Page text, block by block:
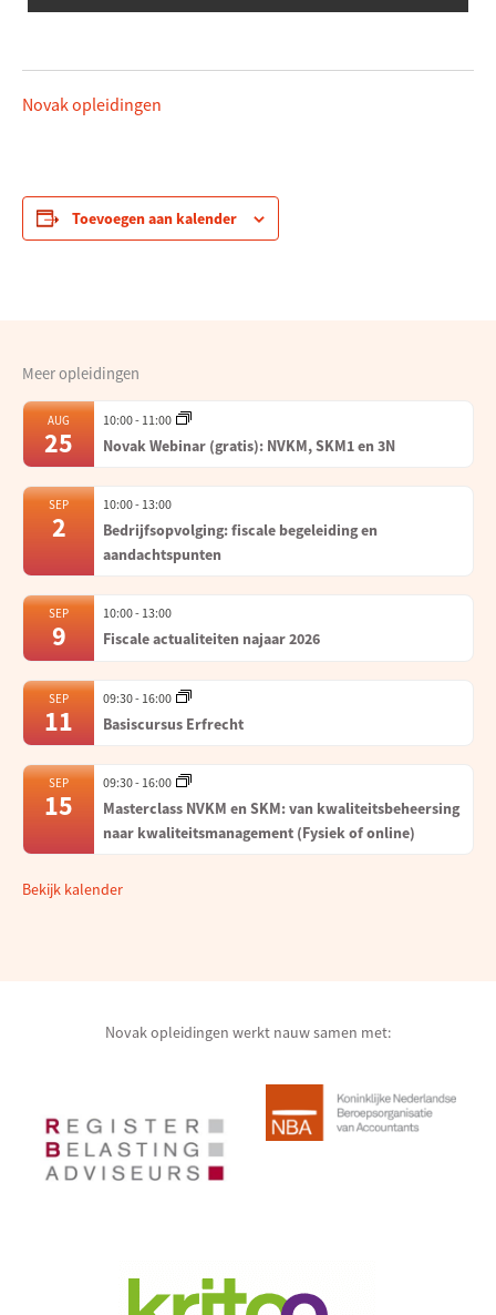
Novak opleidingen
Toevoegen aan kalender
Meer opleidingen
AUG
25
10:00- 11:00
Novak Webinar (gratis): NVKM, SKM1 en 3N
SEP
2
10:00- 13:00
Bedrijfsopvolging: fiscale begeleiding en
aandachtspunten
SEP
9
10:00- 13:00
Fiscale actualiteiten najaar 2026
SEP
11
09:30- 16:00
Basiscursus Erfrecht
SEP
15
09:30- 16:00
Masterclass NVKM en SKM: van kwaliteitsbeheersing
naar kwaliteitsmanagement (Fysiek of online)
Bekijk kalender
Novak opleidingen werkt nauw samen met: